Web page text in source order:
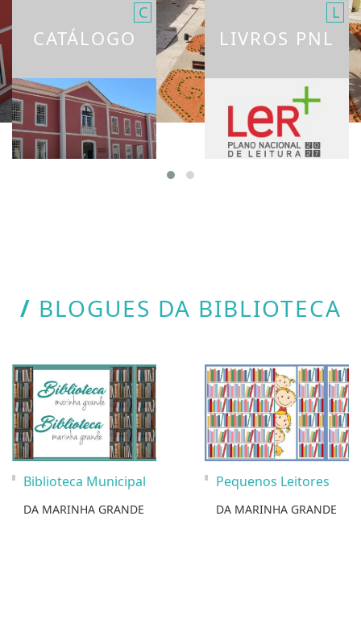
C
CATÁLOGO
O QUE HÁ NA
BIBLIOTECA
L
LIVROS PNL
NA BIBLIOTECA
MUNICPAL
MARINHA GRANDE
/ BLOGUES DA BIBLIOTECA
Biblioteca Municipal
DA MARINHA GRANDE
Pequenos Leitores
DA MARINHA GRANDE